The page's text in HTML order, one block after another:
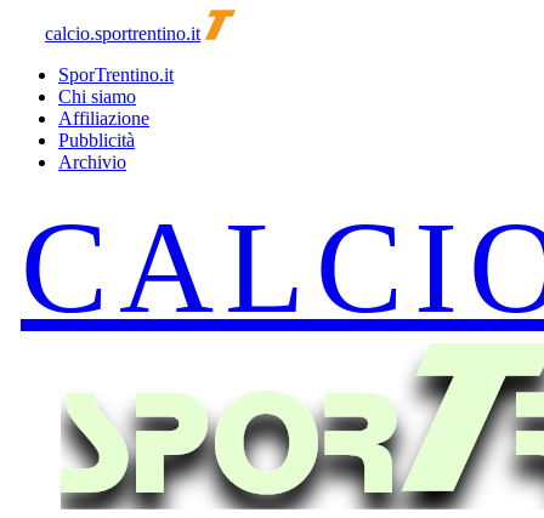
calcio.sportrentino.it
SporTrentino.it
Chi siamo
Affiliazione
Pubblicità
Archivio